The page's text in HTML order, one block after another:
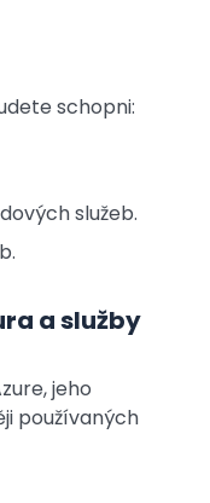
schopni:
služeb.
a služby
jeho
používaných